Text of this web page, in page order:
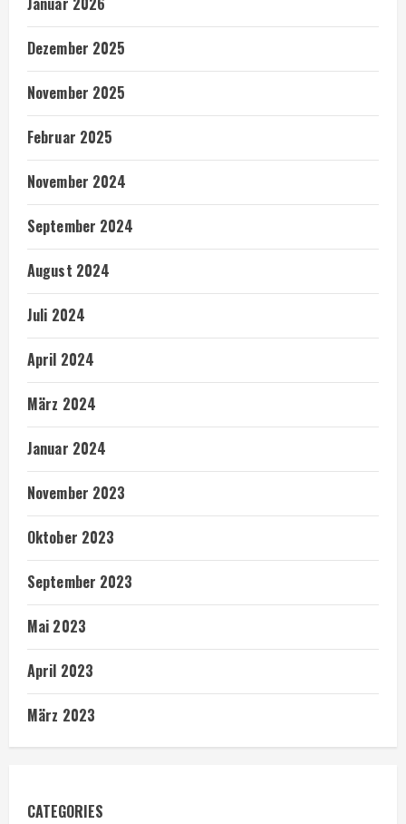
Dezember 2025
November 2025
Februar 2025
November 2024
September 2024
August 2024
Juli 2024
April 2024
März 2024
Januar 2024
November 2023
Oktober 2023
September 2023
Mai 2023
April 2023
März 2023
CATEGORIES